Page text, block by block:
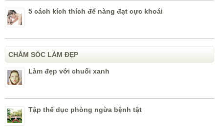
5 cách kích thích để nàng đạt cực khoái
CHĂM SÓC LÀM ĐẸP
Làm đẹp với chuối xanh
Tập thể dục phòng ngừa bệnh tật